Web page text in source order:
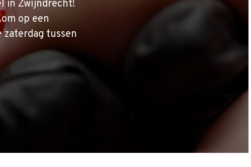
in Zwijndrecht!
op een
zaterdag tussen